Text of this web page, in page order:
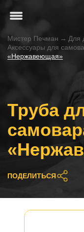
Мистер Печман → Для
Аксессуары для
«Нержавеющая»
Труба
ПОДЕЛИТЬСЯ